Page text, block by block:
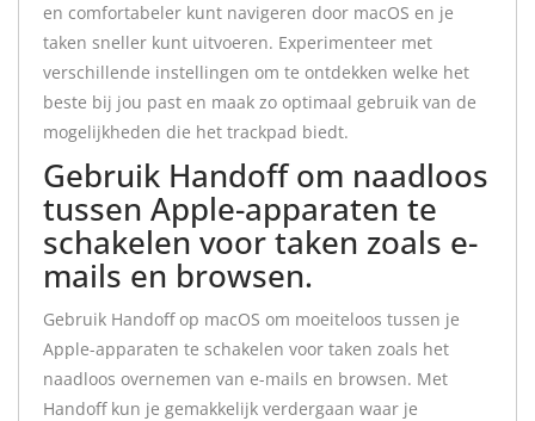
en comfortabeler kunt navigeren door macOS en je
taken sneller kunt uitvoeren. Experimenteer met
verschillende instellingen om te ontdekken welke het
beste bij jou past en maak zo optimaal gebruik van de
mogelijkheden die het trackpad biedt.
Gebruik Handoff om naadloos
tussen Apple-apparaten te
schakelen voor taken zoals e-
mails en browsen.
Gebruik Handoff op macOS om moeiteloos tussen je
Apple-apparaten te schakelen voor taken zoals het
naadloos overnemen van e-mails en browsen. Met
Handoff kun je gemakkelijk verdergaan waar je